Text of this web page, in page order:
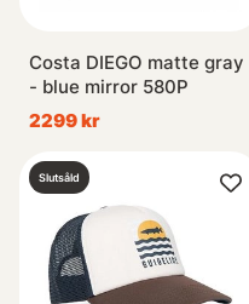
Costa DIEGO matte gray
- blue mirror 580P
2299 kr
Slutsåld